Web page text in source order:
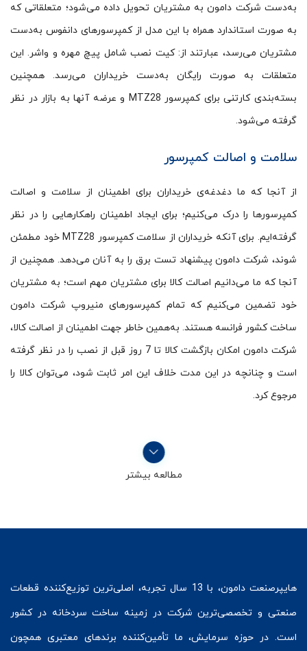
به‌دست شرکت دامون به مشتریان تحویل داده می‌شود؛ متعلقاتی که
به صورت استاندارد همراه با این مدل از کمپرسورهای دانفوس به‌دست
مشتریان می‌رسد، عبارتند از: کیت نصب شامل پیچ مهره و واشر. این
متعلقات به صورت رایگان به‌دست خریداران می‌رسد. همچنین
بسته‌بندی کارتنی برای کمپرسور MTZ28 و عرضه آن­ها به بازار در نظر
گرفته می‌شود.
سلامت و اصالت کمپرسور
از آنجا که ما دغدغه‌ی خریداران برای اطمینان از سلامت و اصالت
کمپرسورها را درک می‌کنیم؛ برای ایجاد اطمینان راهکارهایی را در نظر
گرفته‌ایم. برای آنکه خریداران از سلامت کمپرسور MTZ28 خود مطمئن
شوند، شرکت دامون پیشنهاد تست برق را به آنان می‌دهد. همچنین از
آنجا که ما می‌دانیم اصالت کالا برای مشتریان مهم است؛ به مشتریان
خود تضمین می‌کنیم که تمام کمپرسورهای منیروپ شرکت دامون
ساخت کشور فرانسه هستند. به‌همین خاطر جهت اطمینان از اصالت کالا،
شرکت دامون امکان بازگشت کالا تا 7 روز قبل از نصب را در نظر گرفته
است و چنانچه در این مدت خلاف این امر ثابت شود، می‌توان کالا را
مرجوع کرد.
مطالعه بیشتر
هایپرصنعت
دامون، با 13 سال تجربه، اصلی‌ترین توزیع‌کننده قطعات
صنعتی و تخصصی‌ترین شرکت در زمینه ساخت سردخانه در کشور
است. در حوزه سرمایش، ما تأمین‌کننده برندهای معتبری همچون